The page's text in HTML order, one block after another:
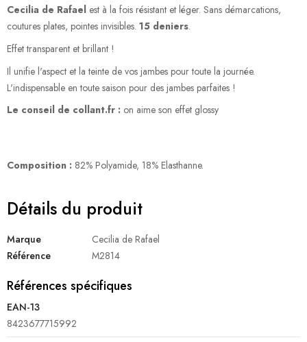
Cecilia de Rafael est à la fois résistant et léger. Sans démarcations,
coutures plates, pointes invisibles. 15 deniers.
Effet transparent et brillant !
Il unifie l'aspect et la teinte de vos jambes pour toute la journée.
L'indispensable en toute saison pour des jambes parfaites !
Le conseil de collant.fr : on aime son effet glossy
Composition : 82% Polyamide, 18% Elasthanne.
Détails du produit
Marque
Cecilia de Rafael
Référence
M2814
Références spécifiques
EAN-13
8423677715992